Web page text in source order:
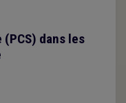
dans les